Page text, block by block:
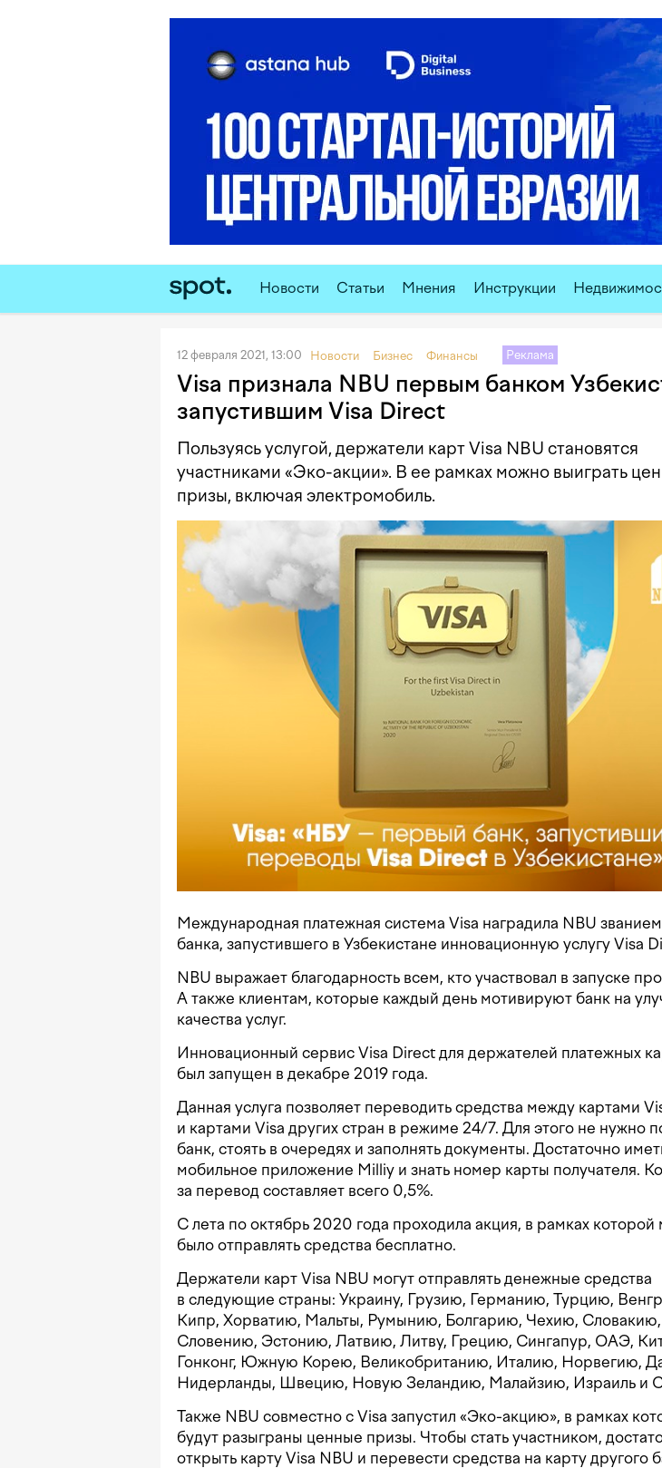
Новости Статьи Мнения Инструкции
12 февраля 2021, 13:00 Новости Бизнес Финансы Реклама
Visa признала NBU первым банком
запустившим Visa Direct
Пользуясь услугой, держатели карт Visa NBU становятся
участниками «Эко-акции». В ее рамках можно выиграть
призы, включая электромобиль.
Международная платежная система Visa наградила NBU
банка, запустившего в Узбекистане инновационную услугу Visa
NBU выражает благодарность всем, кто участвовал в запуске
А также клиентам, которые каждый день мотивируют банк на
качества услуг.
Инновационный сервис Visa Direct для держателей платежных
был запущен в декабре 2019 года.
Данная услуга позволяет переводить средства между картами
и картами Visa других стран в режиме 24/7. Для этого не нужно
банк, стоять в очередях и заполнять документы. Достаточно
мобильное приложение Milliy и знать номер карты получателя.
за перевод составляет всего 0,5%.
С лета по октябрь 2020 года проходила акция, в рамках
было отправлять средства бесплатно.
Держатели карт Visa NBU могут отправлять денежные средства
в следующие страны: Украину, Грузию, Германию, Турцию,
Кипр, Хорватию, Мальты, Румынию, Болгарию, Чехию, Словакию,
Словению, Эстонию, Латвию, Литву, Грецию, Сингапур, ОАЭ,
Гонконг, Южную Корею, Великобританию, Италию, Норвегию,
Нидерланды, Швецию, Новую Зеландию, Малайзию, Израиль и
Также NBU совместно с Visa запустил «Эко-акцию», в рамках
будут разыграны ценные призы. Чтобы стать участником,
открыть карту Visa NBU и перевести средства на карту другого